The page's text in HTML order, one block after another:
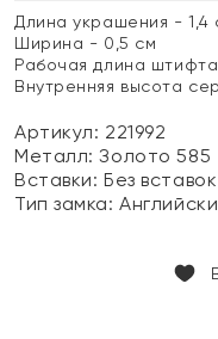
Длина украшения - 1,4
Ширина - 0,5 см
Рабочая длина
Внутренняя высота
Артикул: 221992
Металл:Золото 585
Вставки:Без вставок
Тип замка: